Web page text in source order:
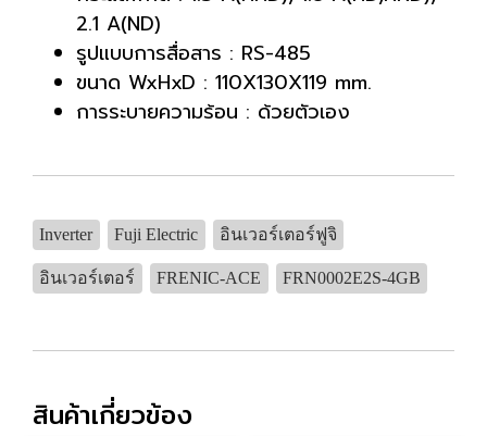
2.1 A(ND)
รูปแบบการสื่อสาร : RS-485
ขนาด WxHxD : 110X130X119 mm.
การระบายความร้อน : ด้วยตัวเอง
Inverter Fuji Electric อินเวอร์เตอร์ฟูจิ
อินเวอร์เตอร์ FRENIC-ACE FRN0002E2S-4GB
สินค้าเกี่ยวข้อง